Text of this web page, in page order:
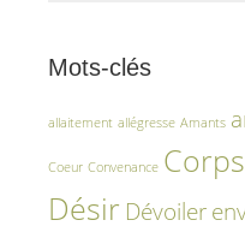
Mots-clés
allaitement allégresse Amants
Coeur Convenance Corps
Désir Dévoiler